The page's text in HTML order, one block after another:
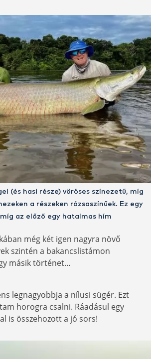
(és hasi része) vöröses színezetű, míg
a részeken rózsaszínűek. Ez egy
az előző egy hatalmas hím
még két igen nagyra növő
szintén a bakancslistámon
másik történet…
legnagyobbja a nílusi sügér. Ezt
horogra csalni. Ráadásul egy
is összehozott a jó sors!